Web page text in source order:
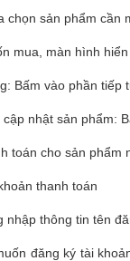
chọn sản phẩm cần
mua, màn hình
Bấm vào phần
nhật sản phẩm:
toán cho sản
thanh toán
nhập thông tin tên
đăng ký tài